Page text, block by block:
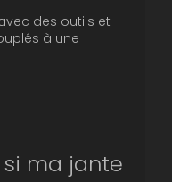
des outils et
à une
ma jante